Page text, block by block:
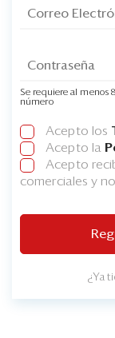
Se requiere al menos
número
Acepto los
Acepto la
Acepto
comerciales y
¿Ya